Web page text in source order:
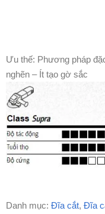
Ưu thế: Phương pháp
nghẽn – Ít tạo gờ sắc
Danh mục: Đĩa cắt, Đĩa